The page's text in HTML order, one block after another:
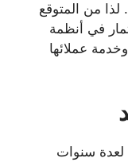
من المتوقع
في أنظمة
عملائها
لعدة سنوات